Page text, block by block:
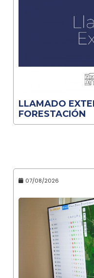
LLAMADO
FORESTACIÓN
07/08/2026